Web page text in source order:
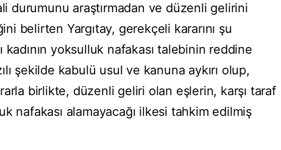
durumunu araştırmadan ve düzenli gelirini
belirten Yargıtay, gerekçeli kararını şu
kadının yoksulluk nafakası talebinin reddine
şekilde kabulü usul ve kanuna aykırı olup,
birlikte, düzenli geliri olan eşlerin, karşı taraf
nafakası alamayacağı ilkesi tahkim edilmiş